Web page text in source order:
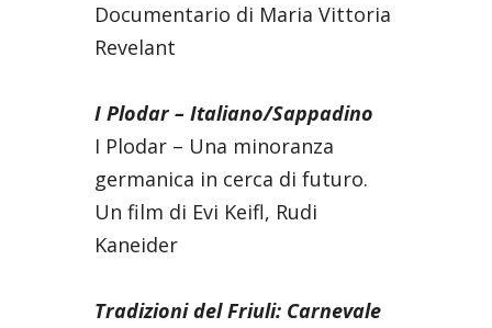
Documentario di Maria Vittoria
Revelant
I Plodar – Italiano/Sappadino
I Plodar – Una minoranza
germanica in cerca di futuro.
Un film di Evi Keifl, Rudi
Kaneider
Tradizioni del Friuli: Carnevale